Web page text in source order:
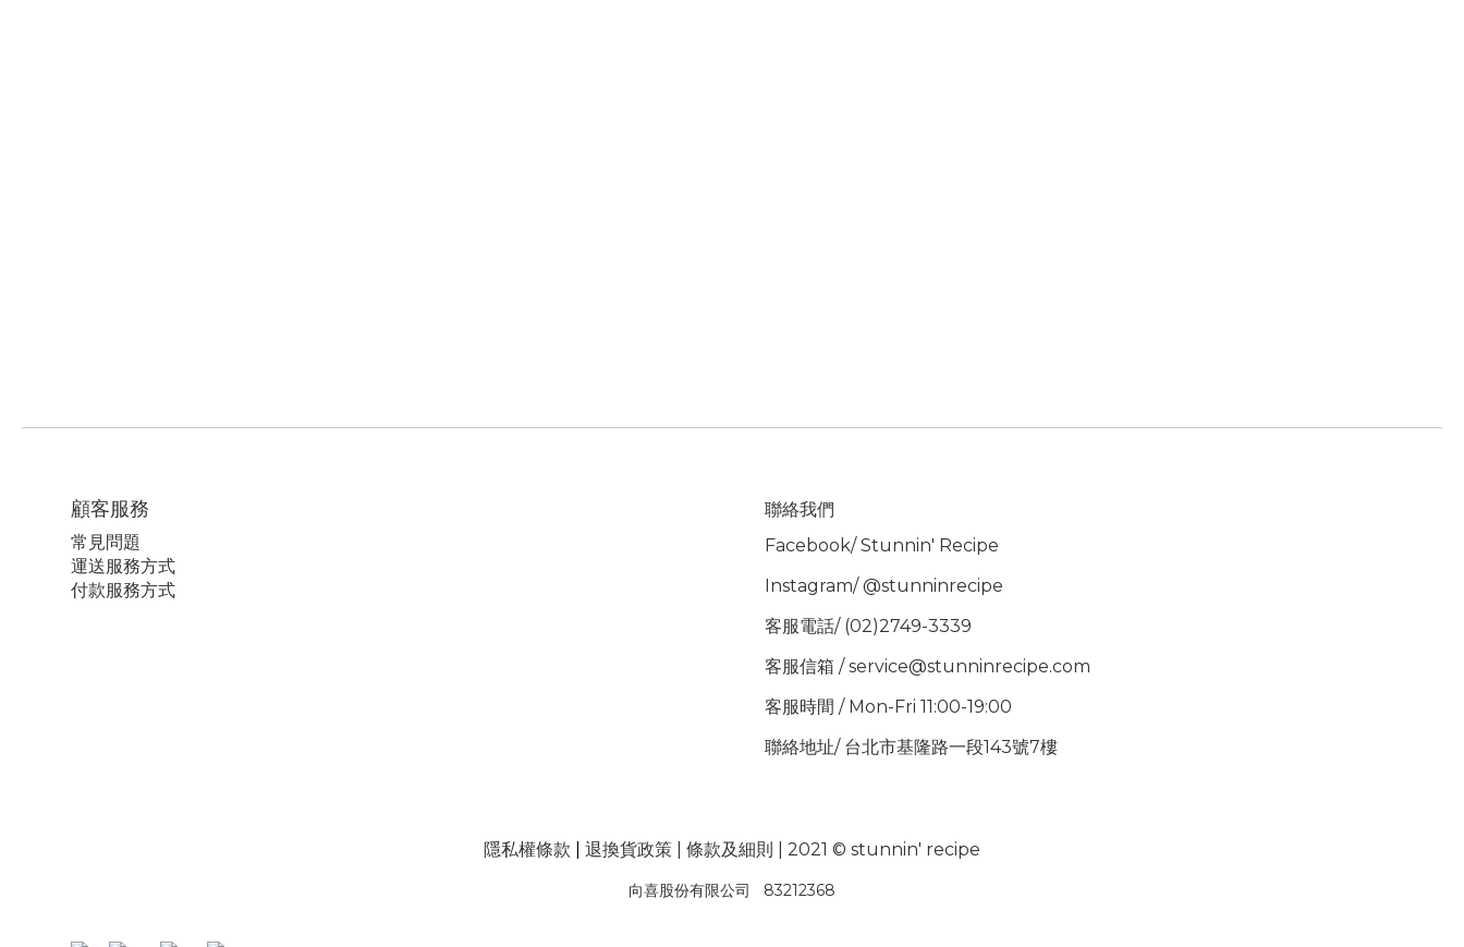
顧客服務
常見問題
運送服務方式
付款服務方式
聯絡我們
Facebook/Stunnin' Recipe
Instagram/@stunninrecipe
客服電話/ (02)2749-3339
客服信箱 / service@stunninrecipe.com
客服時間 / Mon-Fri 11:00-19:00
聯絡地址/ 台北市基隆路一段143號7樓
隱私權條款 退換貨政策 條款及細則 | 2021 © stunnin' recipe
向喜股份有限公司 83212368